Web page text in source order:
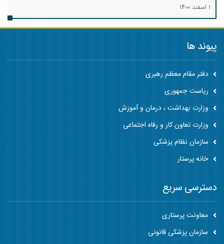
1 اسفند 1400
پیوند ها
دفتر مقام معظم رهبری
ریاست جمهوری
وزارت بهداشت ، درمان و آموزش
وزارت تعاون کار و رفاه اجتماعی
سازمان نظام پزشکی
خانه پرستار
دسترسی سریع
معاونت پرستاری
سازمان پزشکی قانونی